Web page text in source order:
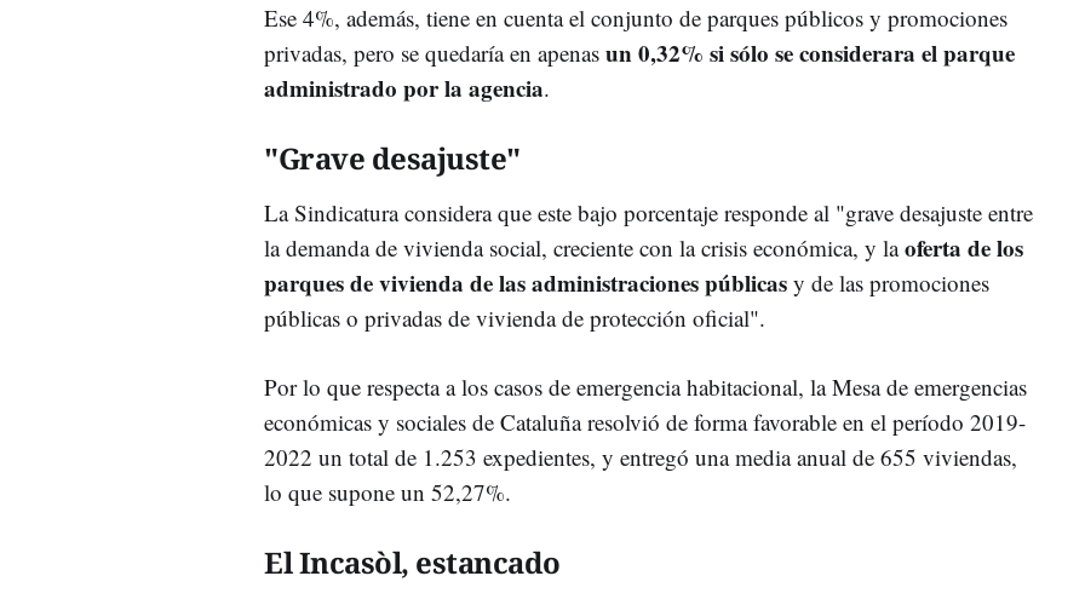
Ese 4%, además, tiene en cuenta el conjunto de parques públicos y promociones
privadas, pero se quedaría en apenas un 0,32% si sólo se considerara el parque
administrado por la agencia.
"Grave desajuste"
La Sindicatura considera que este bajo porcentaje responde al "grave desajuste entre
la demanda de vivienda social, creciente con la crisis económica, y laoferta de los
parques de vivienda de las administraciones públicas y de las promociones
públicas o privadas de vivienda de protección oficial".
Por lo que respecta a los casos de emergencia habitacional, la Mesa de emergencias
económicas y sociales de Cataluña resolvió de forma favorable en el período 2019-
2022 un total de 1.253 expedientes, y entregó una media anual de 655 viviendas,
lo que supone un 52,27%.
El Incasòl, estancado